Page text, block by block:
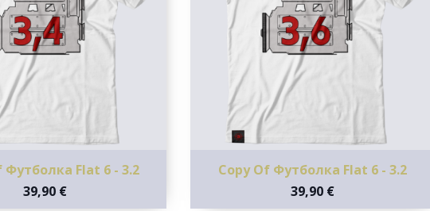
Футболка Flat 6 - 3.2
39,90 €
Copy Of Футболка Flat 6 - 3.2
39,90 €